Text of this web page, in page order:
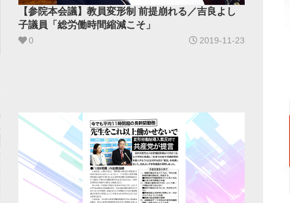
【参院本会議】教員変形制 前提崩れる／吉良よし
子議員「総労働時間縮減こそ」
0 2019-11-23